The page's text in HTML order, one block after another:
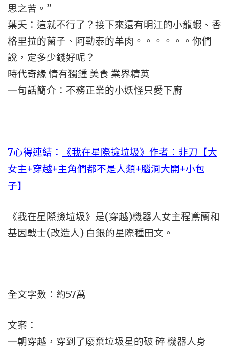
思之苦。”
葉夭：這就不行了？接下來還有明江的小龍蝦、香
格里拉的菌子、阿勒泰的羊肉。。。。。。你們
說，定多少錢好呢？
時代奇緣 情有獨鍾 美食 業界精英
一句話簡介：不務正業的小妖怪只愛下廚
7心得連結：
《我在星際撿垃圾》作者：非刀【大
女主+穿越+主角們都不是人類+腦洞大開+小包
子】
《我在星際撿垃圾》是(穿越)機器人女主程鳶蘭和
基因戰士(改造人) 白銀的星際種田文。
全文字數：約57萬
文案：
一朝穿越，穿到了廢棄垃圾星的破 碎 機器人身